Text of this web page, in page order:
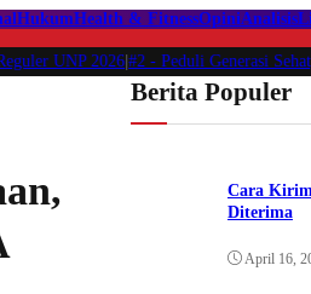
HukumHealth & FitnessOpiniAnalisis
2026|#2 -Peduli Generasi Sehat,
Berita Populer
Cara
Diterima
April 16,